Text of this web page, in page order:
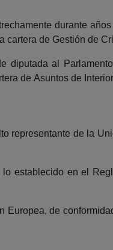
durante
cartera de Gestión de
diputada al
de Asuntos de
representante de la
establecido en el
Europea, de